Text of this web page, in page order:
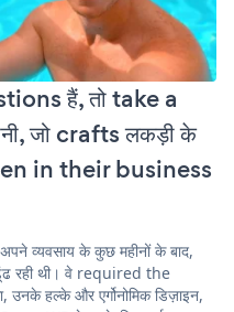
हैं, तो take a
जो crafts लकड़ी के
in their business
व्यवसाय के कुछ महीनों के बाद,
रही थी। वे required the
हल्के और एर्गोनोमिक डिज़ाइन,